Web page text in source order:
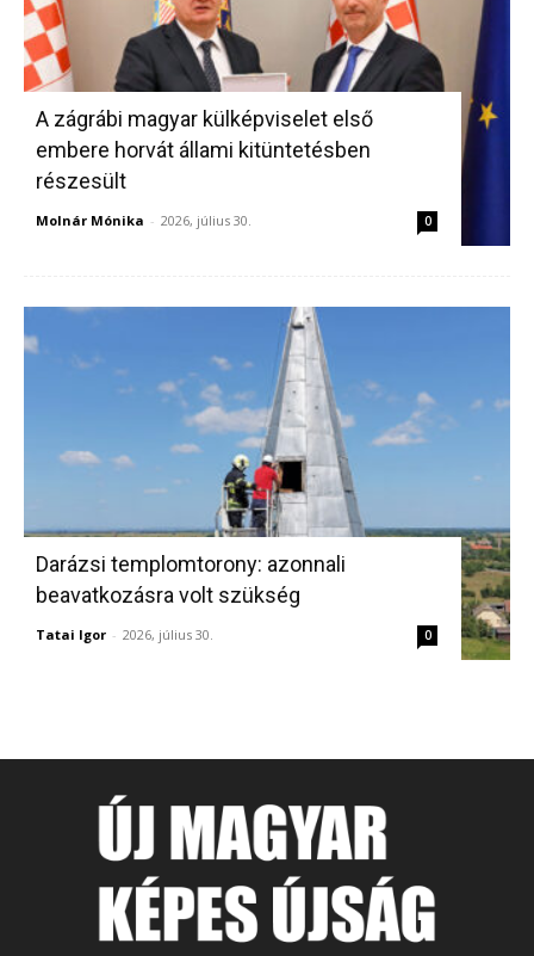
A zágrábi magyar külképviselet első
embere horvát állami kitüntetésben
részesült
Molnár Mónika - 2026, július 30. 0
Darázsi templomtorony: azonnali
beavatkozásra volt szükség
Tatai Igor - 2026, július 30. 0